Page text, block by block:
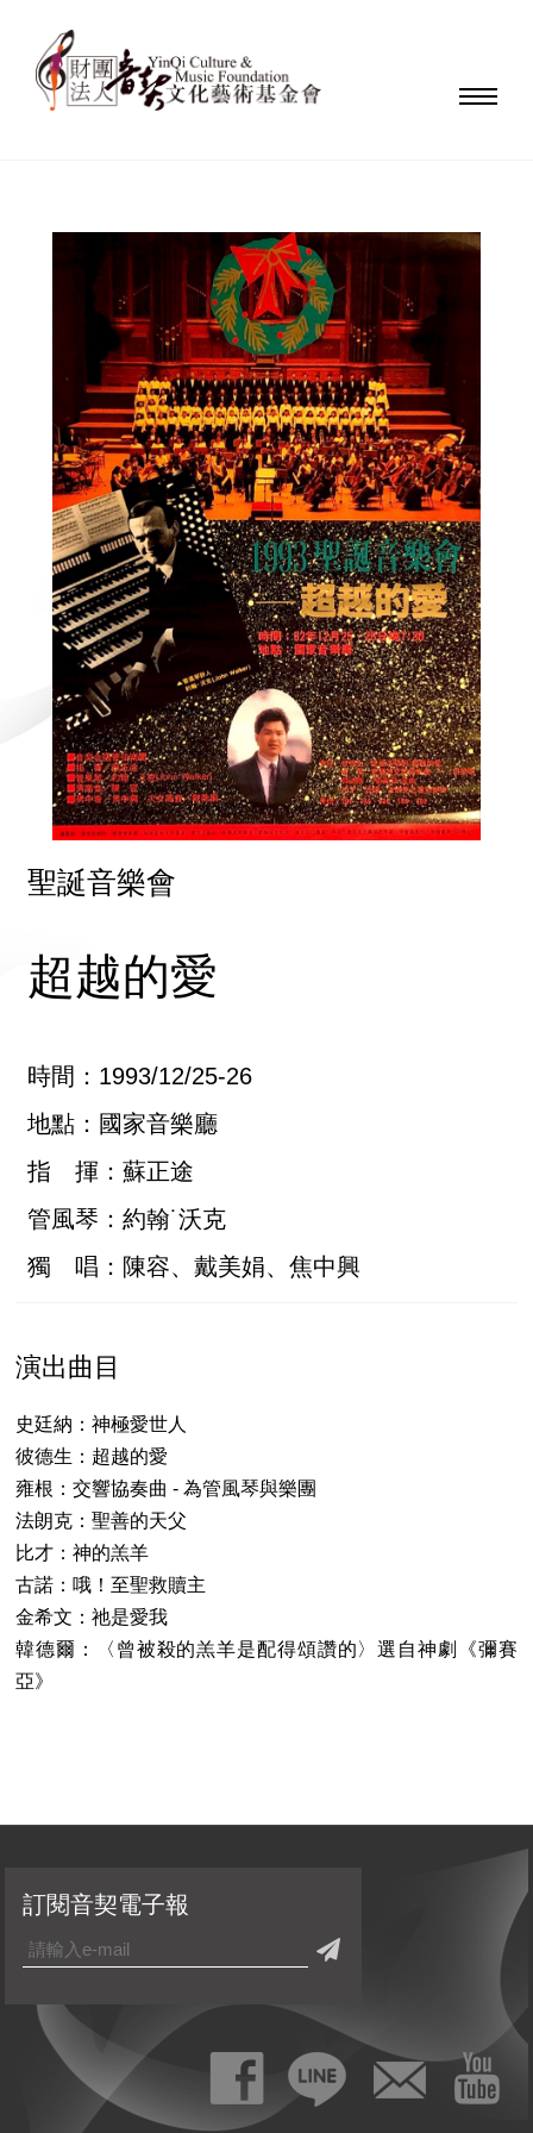
聖誕音樂會
超越的愛
時間：1993/12/25-26
地點：國家音樂廳
指 揮：蘇正途
管風琴：約翰˙沃克
獨 唱：陳容、戴美娟、焦中興
演出曲目
史廷納：神極愛世人
彼德生：超越的愛
雍根：交響協奏曲 - 為管風琴與樂團
法朗克：聖善的天父
比才：神的羔羊
古諾：哦！至聖救贖主
金希文：祂是愛我
韓德爾：〈曾被殺的羔羊是配得頌讚的〉選自神劇《彌賽
亞》
訂閱音契電子報